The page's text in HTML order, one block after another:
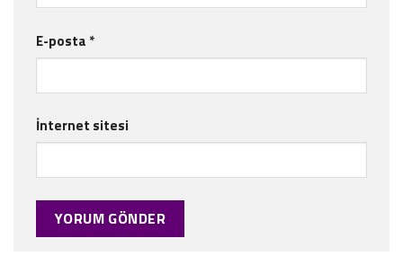
E-posta *
İnternet sitesi